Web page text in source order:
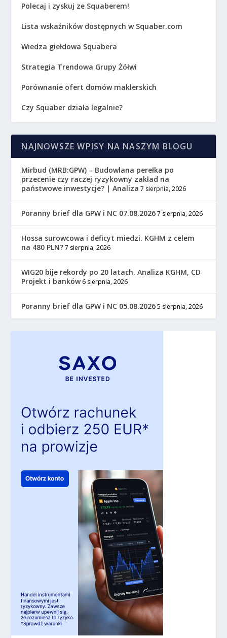
Polecaj i zyskuj ze Squaberem!
Lista wskaźników dostępnych w Squaber.com
Wiedza giełdowa Squabera
Strategia Trendowa Grupy Żółwi
Porównanie ofert domów maklerskich
Czy Squaber działa legalnie?
NAJNOWSZE WPISY NA NASZYM BLOGU
Mirbud (MRB:GPW) – Budowlana perełka po
przecenie czy raczej ryzykowny zakład na
państwowe inwestycje? | Analiza 7 sierpnia, 2026
Poranny brief dla GPW i NC 07.08.2026 7 sierpnia, 2026
Hossa surowcowa i deficyt miedzi. KGHM z celem
na 480 PLN? 7 sierpnia, 2026
WIG20 bije rekordy po 20 latach. Analiza KGHM, CD
Projekt i banków 6 sierpnia, 2026
Poranny brief dla GPW i NC 05.08.2026 5 sierpnia, 2026